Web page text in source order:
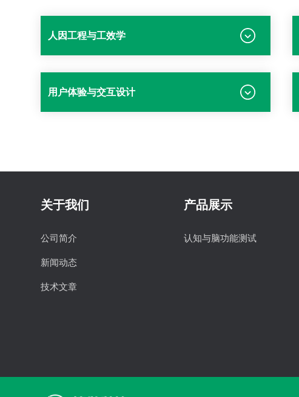
人因工程与工效学
用户体验与交互设计
关于我们
公司简介
新闻动态
技术文章
产品展示
认知与脑功能测试